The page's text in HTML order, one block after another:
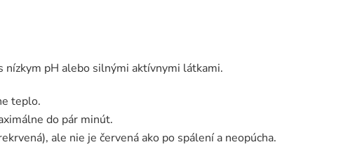
nízkym pH alebo silnými aktívnymi látkami.
teplo.
do pár minút.
ale nie je červená ako po spálení a neopúcha.